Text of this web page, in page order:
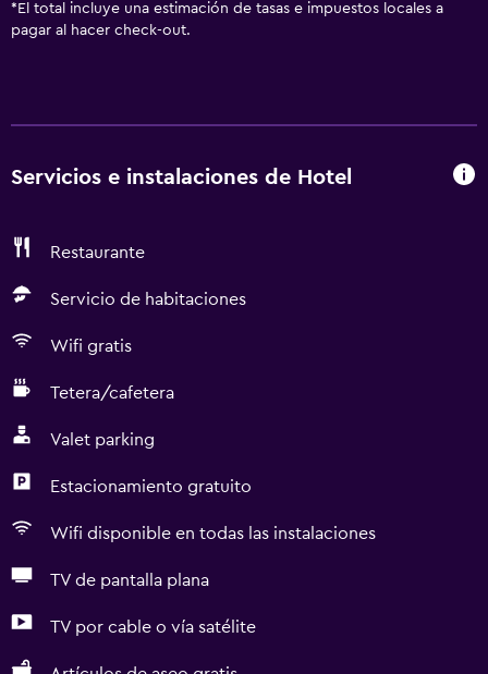
* El total incluye una estimación de tasas e impuestos locales a
pagar al hacer check-out.
Servicios e instalaciones de Hotel
Restaurante
Servicio de habitaciones
Wifi gratis
Tetera/cafetera
Valet parking
Estacionamiento gratuito
Wifi disponible en todas las instalaciones
TV de pantalla plana
TV por cable o vía satélite